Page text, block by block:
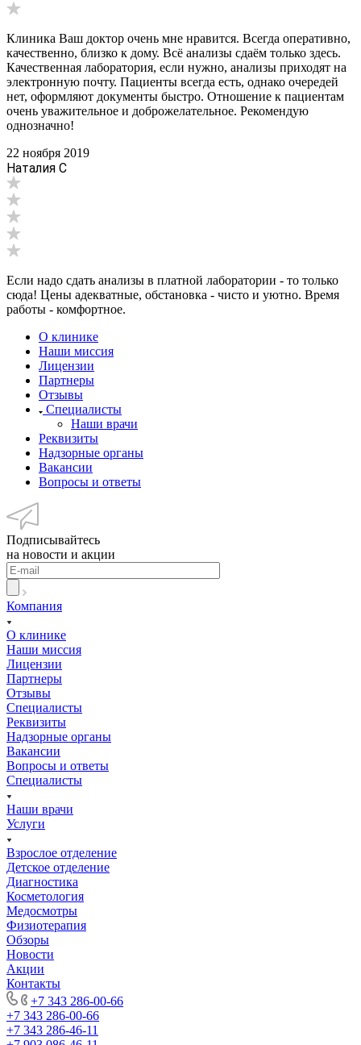
Клиника Ваш доктор очень мне нравится. Всегда оперативно,
качественно, близко к дому. Всё анализы сдаём только здесь.
Качественная лаборатория, если нужно, анализы приходят на
электронную почту. Пациенты всегда есть, однако очередей
нет, оформляют документы быстро. Отношение к пациентам
очень уважительное и доброжелательное. Рекомендую
однозначно!
22 ноября 2019
Наталия С
Если надо сдать анализы в платной лаборатории - то только
сюда! Цены адекватные, обстановка - чисто и уютно. Время
работы - комфортное.
О клинике
Наши миссия
Лицензии
Партнеры
Отзывы
Специалисты
Наши врачи
Реквизиты
Надзорные органы
Вакансии
Вопросы и ответы
Подписывайтесь
на новости и акции
Компания
О клинике
Наши миссия
Лицензии
Партнеры
Отзывы
Специалисты
Реквизиты
Надзорные органы
Вакансии
Вопросы и ответы
Специалисты
Наши врачи
Услуги
Взрослое отделение
Детское отделение
Диагностика
Косметология
Медосмотры
Физиотерапия
Обзоры
Новости
Акции
Контакты
+7 343 286-00-66
+7 343 286-00-66
+7 343 286-46-11